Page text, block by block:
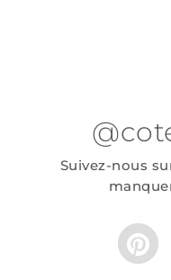
Suivez-nous